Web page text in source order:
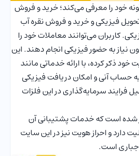
خود را معرفی می‌کند؛ خرید و فروش
فیزیکی و خرید و فروش نقره آب
کاربران می‌توانند معاملات خود را
و بدون نیاز به حضور فیزیکی انجام دهند. این
ذکر کرده، با ارائه خدماتی مانند
حساب آنی و امکان دریافت فیزیکی
فرایند سرمایه‌گذاری در این فلزات
شده است که خدمات پشتیبانی آن
فعالیت دارد و احراز هویت نیز در این سایت
است.